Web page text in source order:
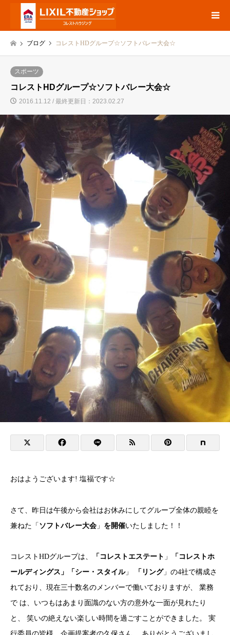
ブログ コレストHDグループ☆ソフトバレー大会☆
スポーツ
コレストHDグループ☆ソフトバレー大会☆
2016.11.12 / 最終更新日：2023.02.27
おはようございます! 塩福です☆
さて、昨日は午後から会社はお休みにしてグループ全体の親睦を
兼ねた「 ソフトバレー大会 」 を開催いたしました！！
コレストHDグループは、 「コレストエステート 」
「コレストホ
ールディングス」「シー・スタイル」 「リング」の4社で構成さ
れており、現在三十数名のメンバーで働いておりますが、 業務
で は、いつもはあまり面識のない方の意外な一面が見れたり
と、 笑いの絶えない楽しい時間を過ごすことができました。 実